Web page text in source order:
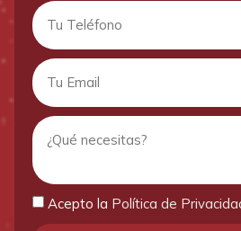
Acepto la Política de